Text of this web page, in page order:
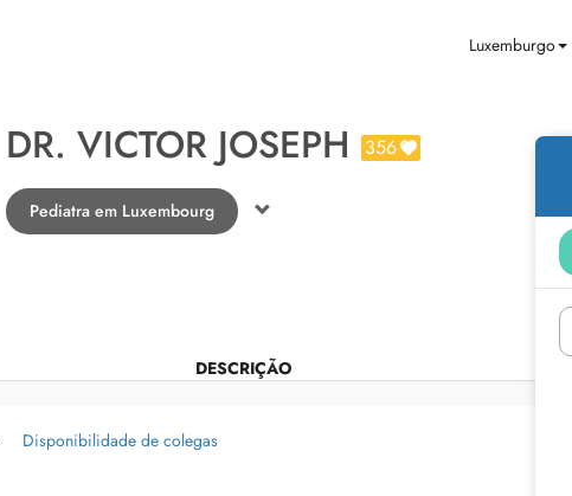
Luxemburgo
DR. VICTOR JOSEPH 356
Pediatra em Luxembourg
DESCRIÇÃO
Disponibilidade de colegas